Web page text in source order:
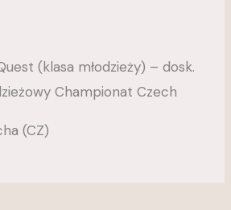
(klasa młodzieży) – dosk.
Championat Czech
(CZ)